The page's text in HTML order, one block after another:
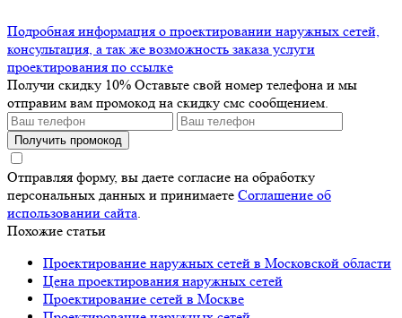
Подробная информация о проектировании наружных сетей,
консультация, а так же возможность заказа услуги
проектирования по ссылке
Получи скидку 10% Оставьте свой номер телефона и мы
отправим вам промокод на скидку смс сообщением.
Получить промокод
Отправляя форму, вы даете согласие на обработку
персональных данных и принимаете Соглашение об
использовании сайта
Похожие статьи
Проектирование наружных сетей в Московской области
Цена проектирования наружных сетей
Проектирование сетей в Москве